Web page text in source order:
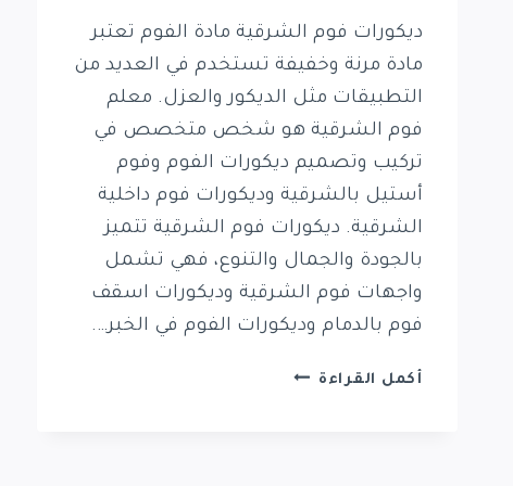
ديكورات فوم الشرقية مادة الفوم تعتبر
مادة مرنة وخفيفة تستخدم في العديد من
التطبيقات مثل الديكور والعزل. معلم
فوم الشرقية هو شخص متخصص في
تركيب وتصميم ديكورات الفوم وفوم
أستيل بالشرقية وديكورات فوم داخلية
الشرقية. ديكورات فوم الشرقية تتميز
بالجودة والجمال والتنوع، فهي تشمل
واجهات فوم الشرقية وديكورات اسقف
فوم بالدمام وديكورات الفوم في الخبر….
أكمل القراءة ديكورات